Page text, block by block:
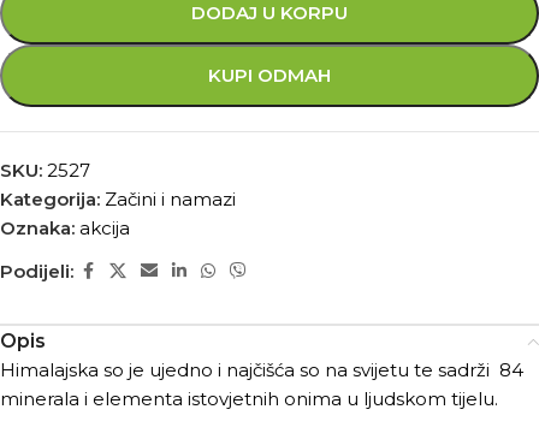
DODAJ U KORPU
KUPI ODMAH
SKU: 2527
Kategorija: Začini i namazi
Oznaka: akcija
Podijeli:
Opis
Himalajska so je ujedno i najčišća so na svijetu te sadrži 84
minerala i elementa istovjetnih onima u ljudskom tijelu.